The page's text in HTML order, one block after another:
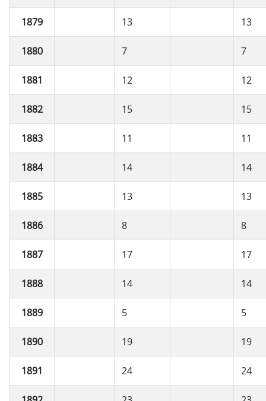
1879 13 13
1880 7 7
1881 12 12
1882 15 15
1883 11 11
1884 14 14
1885 13 13
1886 8 8
1887 17 17
1888 14 14
1889 5 5
1890 19 19
1891 24 24